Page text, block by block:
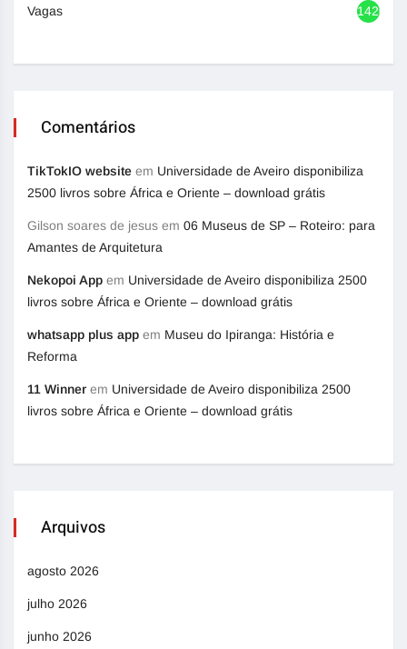
Vagas 1420
Comentários
TikTokIO website em Universidade de Aveiro disponibiliza
2500 livros sobre África e Oriente – download grátis
Gilson soares de jesus em 06 Museus de SP – Roteiro: para
Amantes de Arquitetura
Nekopoi App em Universidade de Aveiro disponibiliza 2500
livros sobre África e Oriente – download grátis
whatsapp plus app em Museu do Ipiranga: História e
Reforma
11 Winner em Universidade de Aveiro disponibiliza 2500
livros sobre África e Oriente – download grátis
Arquivos
agosto 2026
julho 2026
junho 2026